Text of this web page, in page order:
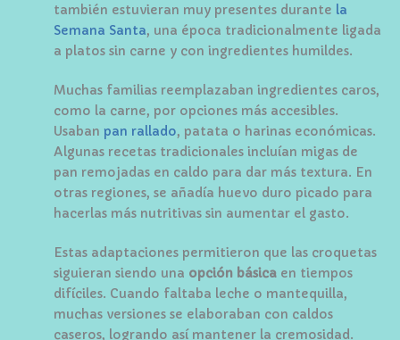
también estuvieran muy presentes durante la
Semana Santa, una época tradicionalmente ligada
a platos sin carne y con ingredientes humildes.
Muchas familias reemplazaban ingredientes caros,
como la carne, por opciones más accesibles.
Usaban pan rallado, patata o harinas económicas.
Algunas recetas tradicionales incluían migas de
pan remojadas en caldo para dar más textura. En
otras regiones, se añadía huevo duro picado para
hacerlas más nutritivas sin aumentar el gasto.
Estas adaptaciones permitieron que las croquetas
siguieran siendo una opción básica en tiempos
difíciles. Cuando faltaba leche o mantequilla,
muchas versiones se elaboraban con caldos
caseros, logrando así mantener la cremosidad.